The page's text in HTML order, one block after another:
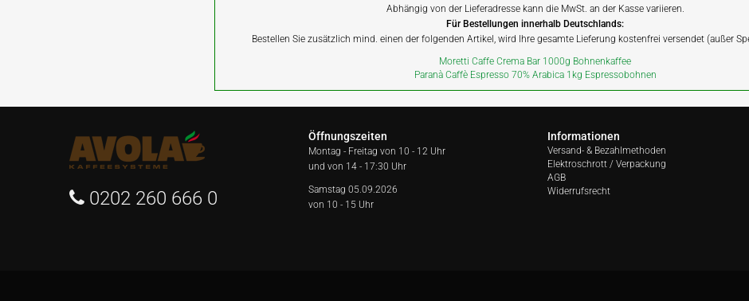
Abhängig von der Lieferadresse kann die MwSt. an der Kasse variieren.
Für Bestellungen innerhalb Deutschlands:
Bestellen Sie zusätzlich mind. einen der folgenden Artikel, wird Ihre gesamte Lieferung kostenfrei versendet (außer
Moretti Caffe Crema Bar 1000g Bohnenkaffee
Paranà Caffè Espresso 70% Arabica 1kg Espressobohnen
0202 260 666 0
Öffnungszeiten
Montag - Freitag von 10 - 12 Uhr
und von 14 - 17:30 Uhr
Samstag 05.09.2026
von 10 - 15 Uhr
Informationen
Versand- & Bezahlmethoden
Elektroschrott / Verpackung
AGB
Widerrufsrecht